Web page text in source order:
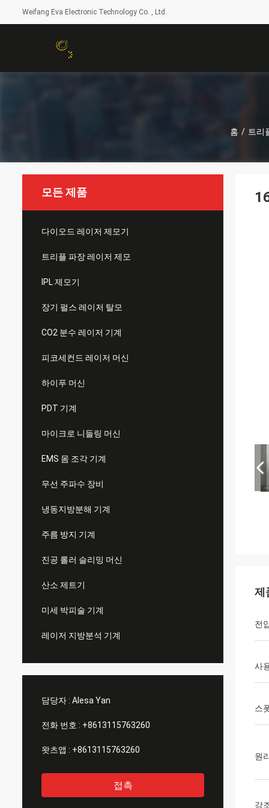
Weifang Eva Electronic Technology Co. , Ltd.
홈 / 트리
모든 제품
다이오드 레이저 제모기
트리플 파장 레이저 제모
IPL 제모기
장기 펄스 레이저 탈모
CO2 분수 레이저 기계
피코세컨드 레이저 머신
하이푸 머신
PDT 기계
마이크로 니들링 머신
EMS 몸 조각 기계
무선 주파수 장비
냉동지방분해 기계
주름 방지 기계
진공 롤러 슬리밍 머신
산소 제트기
미세 박피술 기계
레이저 지방분석 기계
담당자 : Alesa Yan
전화 번호 : +8613115763260
왓츠앱 : +8613115763260
접촉
제
전
사
스
원
강